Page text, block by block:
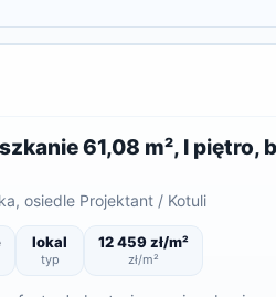
61,08 m², I piętro,
osiedle Projektant / Kotuli
lokal
typ
12 459 zł/m²
zł/m²